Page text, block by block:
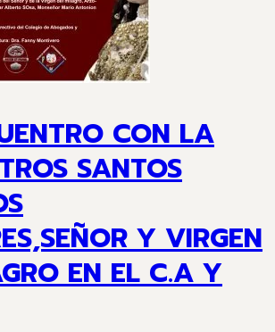
CON LA
SANTOS
Y VIRGEN
EN EL C.A Y